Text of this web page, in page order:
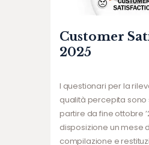
CONTATTI
Customer
2025
I questionari per la
qualità percepita sono
partire da fine ottobre
disposizione un mese
compilazione e